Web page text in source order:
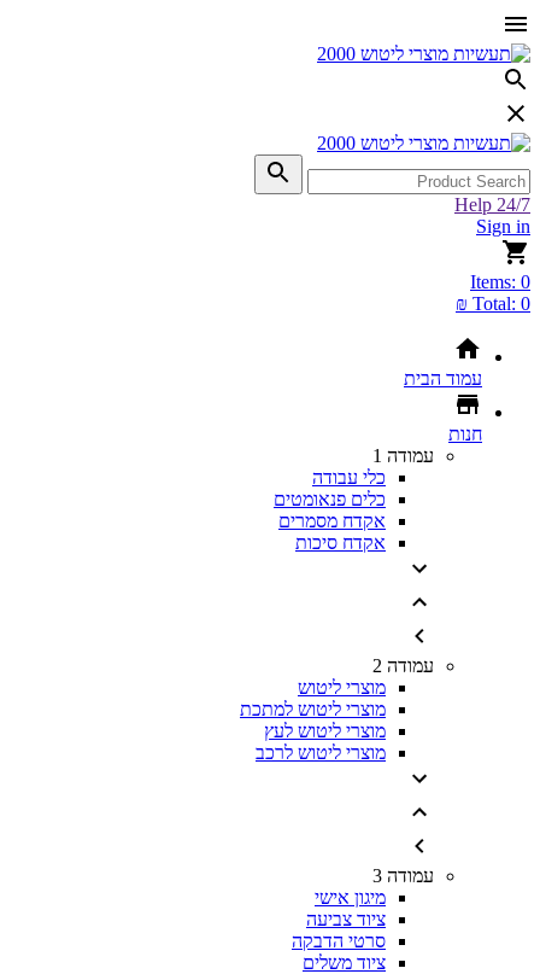
Help 24/7
Sign in
Items: 0
Total: 0 ₪
עמוד הבית
חנות
עמודה 1
כלי עבודה
כלים פנאומטים
אקדח מסמרים
אקדח סיכות
עמודה 2
מוצרי ליטוש
מוצרי ליטוש למתכת
מוצרי ליטוש לעץ
מוצרי ליטוש לרכב
עמודה 3
מיגון אישי
ציוד צביעה
סרטי הדבקה
ציוד משלים